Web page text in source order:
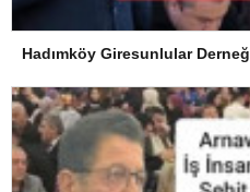
Hadımköy Giresunlular